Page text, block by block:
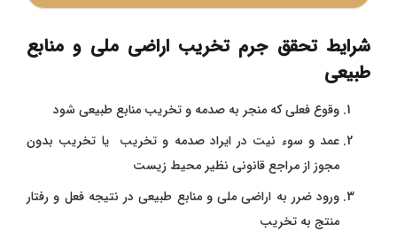
شرایط تحقق جرم تخریب اراضی ملی و منابع
طبیعی
وقوع فعلی که منجر به صدمه و تخریب منابع طبیعی شود
عمد و سوء نیت در ایراد صدمه و تخریب یا تخریب بدون
مجوز از مراجع قانونی نظیر محیط زیست
ورود ضرر به اراضی ملی و منابع طبیعی در نتیجه فعل و رفتار
منتج به تخریب